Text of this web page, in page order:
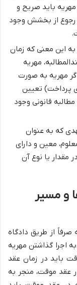
باید صریح و
رجوع از بخشش وجود
به این معنی که زمان
مهریه
مهریه به صورت
پرداخت) تعیین
قانونی وجود
که به عنوان
معین و دارای
مقدار یا نوع آن
و مسیر
از طریق دادگاه
اجرا گذاشتن مهریه
باید در زمان عقد
موقت، منجر به